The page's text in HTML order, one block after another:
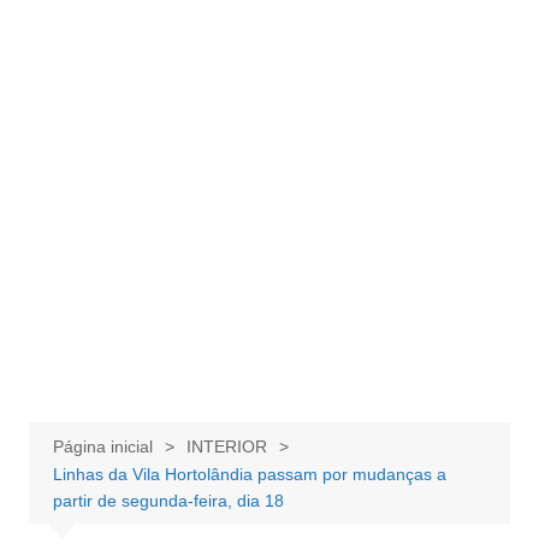
Página inicial
INTERIOR
Linhas da Vila Hortolândia passam por mudanças a
partir de segunda-feira, dia 18